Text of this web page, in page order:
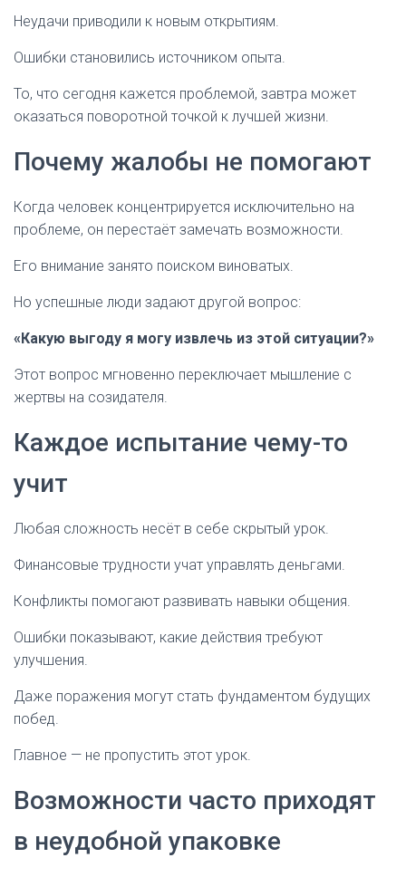
Неудачи приводили к новым открытиям.
Ошибки становились источником опыта.
То, что сегодня кажется проблемой, завтра может
оказаться поворотной точкой к лучшей жизни.
Почему жалобы не помогают
Когда человек концентрируется исключительно на
проблеме, он перестаёт замечать возможности.
Его внимание занято поиском виноватых.
Но успешные люди задают другой вопрос:
«Какую выгоду я могу извлечь из этой ситуации?»
Этот вопрос мгновенно переключает мышление с
жертвы на созидателя.
Каждое испытание чему-то
учит
Любая сложность несёт в себе скрытый урок.
Финансовые трудности учат управлять деньгами.
Конфликты помогают развивать навыки общения.
Ошибки показывают, какие действия требуют
улучшения.
Даже поражения могут стать фундаментом будущих
побед.
Главное — не пропустить этот урок.
Возможности часто приходят
в неудобной упаковке